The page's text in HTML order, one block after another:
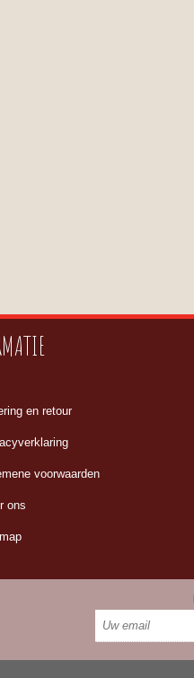
en retour
voorwaarden
ons